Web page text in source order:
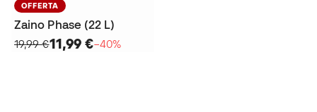
OFFERTA
Zaino Phase (22 L)
19,99 €11,99 €−40%